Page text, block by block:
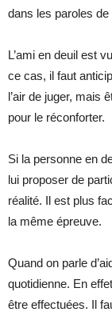
dans les paroles
L’ami en deuil est
ce cas, il faut
l’air de juger, mais
pour le réconforter.
Si la personne en
lui proposer de
réalité. Il est plus
la même épreuve.
Quand on parle
quotidienne. En
être effectuées. Il